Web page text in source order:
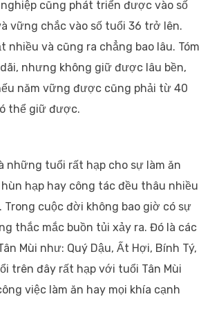
cũng phát triển được vào số
vững chắc vào số tuổi 36 trở lên.
nhiều và cũng ra chẳng bao lâu. Tóm
nhưng không giữ được lâu bền,
năm vững được cũng phải từ 40
thể giữ được.
những tuổi rất hạp cho sự làm ăn
hạp hay công tác đều thâu nhiều
Trong cuộc đời không bao giờ có sự
thắc mắc buồn tủi xảy ra. Đó là các
Mùi như: Quý Dậu, Ất Hợi, Bính Tý,
trên đây rất hạp với tuổi Tân Mùi
việc làm ăn hay mọi khía cạnh